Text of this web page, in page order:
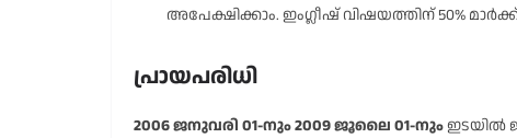
അപേക്ഷിക്കാം. ഇംഗ്ലീഷ് വിഷയത്തിന് 50%
പ്രായപരിധി
2006 ജനുവരി 01-നും 2009 ജൂലൈ 01-നുംഇടയിൽ